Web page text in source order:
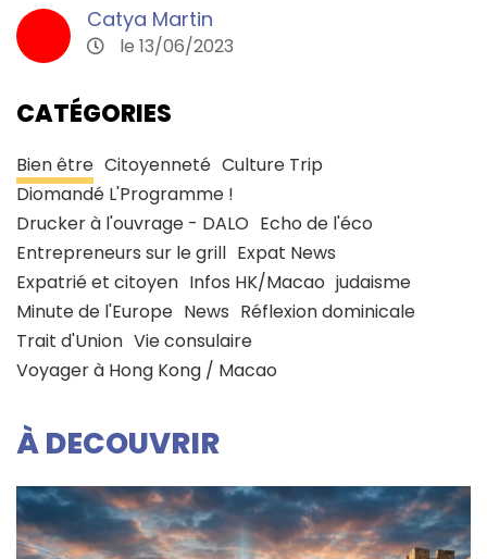
Catya Martin
le 13/06/2023
CATÉGORIES
Bien être Citoyenneté Culture Trip
Diomandé L'Programme !
Drucker à l'ouvrage - DALO Echo de l'éco
Entrepreneurs sur le grill Expat News
Expatrié et citoyen Infos HK/Macao judaisme
Minute de l'Europe News Réflexion dominicale
Trait d'Union Vie consulaire
Voyager à Hong Kong / Macao
À DECOUVRIR